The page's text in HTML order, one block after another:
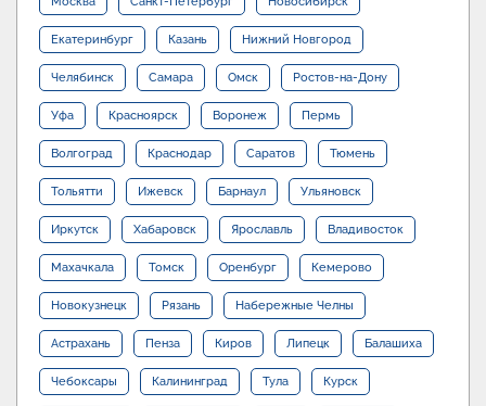
Екатеринбург Казань Нижний Новгород
Челябинск Самара Омск Ростов-на-Дону
Уфа Красноярск Воронеж Пермь
Волгоград Краснодар Саратов Тюмень
Тольятти Ижевск Барнаул Ульяновск
Иркутск Хабаровск Ярославль Владивосток
Махачкала Томск Оренбург Кемерово
Новокузнецк Рязань Набережные Челны
Астрахань Пенза Киров Липецк Балашиха
Чебоксары Калининград Тула Курск